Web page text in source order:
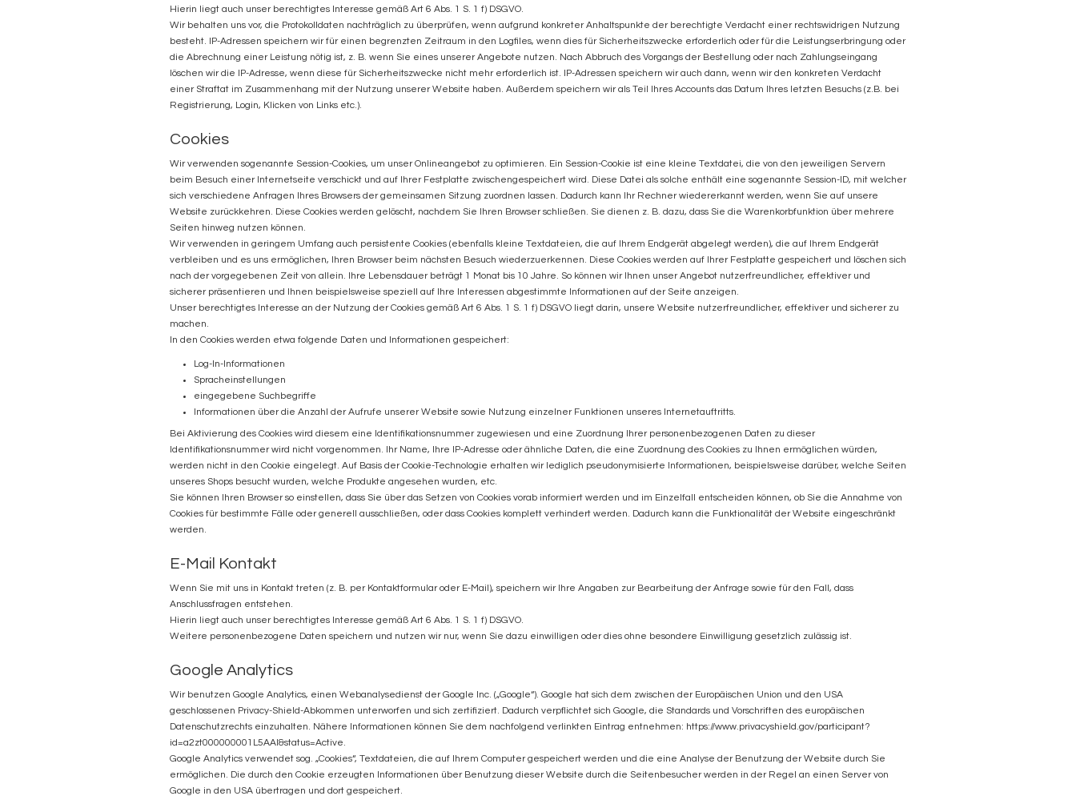
Hierin liegt auch unser berechtigtes Interesse gemäß Art 6 Abs. 1 S. 1 f) DSGVO.
Wir behalten uns vor, die Protokolldaten nachträglich zu überprüfen, wenn aufgrund konkreter Anhaltspunkte der berechtigte Verdacht einer rechtswidrigen Nutzung
besteht. IP-Adressen speichern wir für einen begrenzten Zeitraum in den Logfiles, wenn dies für Sicherheitszwecke erforderlich oder für die Leistungserbringung oder
die Abrechnung einer Leistung nötig ist, z. B. wenn Sie eines unserer Angebote nutzen. Nach Abbruch des Vorgangs der Bestellung oder nach Zahlungseingang
löschen wir die IP-Adresse, wenn diese für Sicherheitszwecke nicht mehr erforderlich ist. IP-Adressen speichern wir auch dann, wenn wir den konkreten Verdacht
einer Straftat im Zusammenhang mit der Nutzung unserer Website haben. Außerdem speichern wir als Teil Ihres Accounts das Datum Ihres letzten Besuchs (z.B. bei
Registrierung, Login, Klicken von Links etc.).
Cookies
Wir verwenden sogenannte Session-Cookies, um unser Onlineangebot zu optimieren. Ein Session-Cookie ist eine kleine Textdatei, die von den jeweiligen Servern
beim Besuch einer Internetseite verschickt und auf Ihrer Festplatte zwischengespeichert wird. Diese Datei als solche enthält eine sogenannte Session-ID, mit welcher
sich verschiedene Anfragen Ihres Browsers der gemeinsamen Sitzung zuordnen lassen. Dadurch kann Ihr Rechner wiedererkannt werden, wenn Sie auf unsere
Website zurückkehren. Diese Cookies werden gelöscht, nachdem Sie Ihren Browser schließen. Sie dienen z. B. dazu, dass Sie die Warenkorbfunktion über mehrere
Seiten hinweg nutzen können.
Wir verwenden in geringem Umfang auch persistente Cookies (ebenfalls kleine Textdateien, die auf Ihrem Endgerät abgelegt werden), die auf Ihrem Endgerät
verbleiben und es uns ermöglichen, Ihren Browser beim nächsten Besuch wiederzuerkennen. Diese Cookies werden auf Ihrer Festplatte gespeichert und löschen sich
nach der vorgegebenen Zeit von allein. Ihre Lebensdauer beträgt 1 Monat bis 10 Jahre. So können wir Ihnen unser Angebot nutzerfreundlicher, effektiver und
sicherer präsentieren und Ihnen beispielsweise speziell auf Ihre Interessen abgestimmte Informationen auf der Seite anzeigen.
Unser berechtigtes Interesse an der Nutzung der Cookies gemäß Art 6 Abs. 1 S. 1 f) DSGVO liegt darin, unsere Website nutzerfreundlicher, effektiver und sicherer zu
machen.
In den Cookies werden etwa folgende Daten und Informationen gespeichert:
Log-In-Informationen
Spracheinstellungen
eingegebene Suchbegriffe
Informationen über die Anzahl der Aufrufe unserer Website sowie Nutzung einzelner Funktionen unseres Internetauftritts.
Bei Aktivierung des Cookies wird diesem eine Identifikationsnummer zugewiesen und eine Zuordnung Ihrer personenbezogenen Daten zu dieser
Identifikationsnummer wird nicht vorgenommen. Ihr Name, Ihre IP-Adresse oder ähnliche Daten, die eine Zuordnung des Cookies zu Ihnen ermöglichen würden,
werden nicht in den Cookie eingelegt. Auf Basis der Cookie-Technologie erhalten wir lediglich pseudonymisierte Informationen, beispielsweise darüber, welche Seiten
unseres Shops besucht wurden, welche Produkte angesehen wurden, etc.
Sie können Ihren Browser so einstellen, dass Sie über das Setzen von Cookies vorab informiert werden und im Einzelfall entscheiden können, ob Sie die Annahme von
Cookies für bestimmte Fälle oder generell ausschließen, oder dass Cookies komplett verhindert werden. Dadurch kann die Funktionalität der Website eingeschränkt
werden.
E-Mail Kontakt
Wenn Sie mit uns in Kontakt treten (z. B. per Kontaktformular oder E-Mail), speichern wir Ihre Angaben zur Bearbeitung der Anfrage sowie für den Fall, dass
Anschlussfragen entstehen.
Hierin liegt auch unser berechtigtes Interesse gemäß Art 6 Abs. 1 S. 1 f) DSGVO.
Weitere personenbezogene Daten speichern und nutzen wir nur, wenn Sie dazu einwilligen oder dies ohne besondere Einwilligung gesetzlich zulässig ist.
Google Analytics
Wir benutzen Google Analytics, einen Webanalysedienst der Google Inc. („Google“). Google hat sich dem zwischen der Europäischen Union und den USA
geschlossenen Privacy-Shield-Abkommen unterworfen und sich zertifiziert. Dadurch verpflichtet sich Google, die Standards und Vorschriften des europäischen
Datenschutzrechts einzuhalten. Nähere Informationen können Sie dem nachfolgend verlinkten Eintrag entnehmen: https://www.privacyshield.gov/participant?
id=a2zt000000001L5AAI&status=Active.
Google Analytics verwendet sog. „Cookies“, Textdateien, die auf Ihrem Computer gespeichert werden und die eine Analyse der Benutzung der Website durch Sie
ermöglichen. Die durch den Cookie erzeugten Informationen über Benutzung dieser Website durch die Seitenbesucher werden in der Regel an einen Server von
Google in den USA übertragen und dort gespeichert.